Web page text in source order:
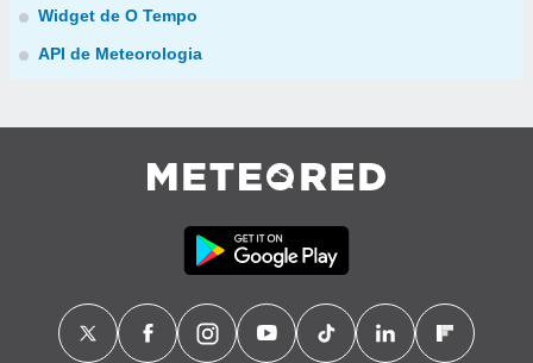
Widget de O Tempo
API de Meteorologia